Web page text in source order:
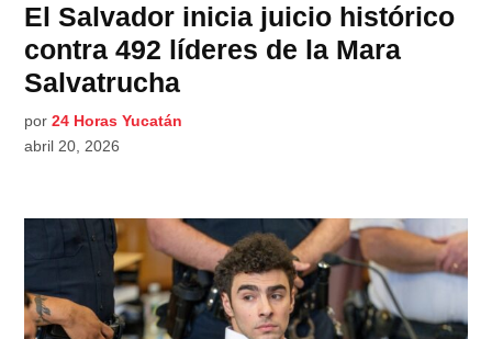
El Salvador inicia juicio histórico
contra 492 líderes de la Mara
Salvatrucha
por 24 Horas Yucatán
abril 20, 2026